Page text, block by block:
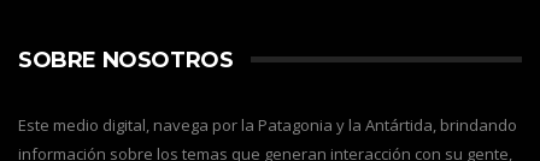
SOBRE NOSOTROS
Este medio digital, navega por la Patagonia y la Antártida, brindando
información sobre los temas que generan interacción con su gente,